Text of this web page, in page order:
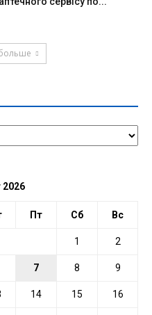
2026
Пт Сб Вс
1 2
7 8 9
14 15 16